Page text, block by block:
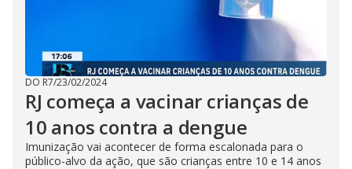
DO R7/23/02/2024
RJ começa a vacinar crianças de
10 anos contra a dengue
Imunização vai acontecer de forma escalonada para o
público-alvo da ação, que são crianças entre 10 e 14 anos